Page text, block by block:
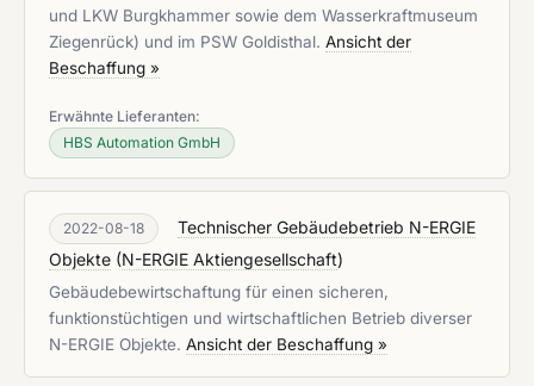
und LKW Burgkhammer sowie dem Wasserkraftmuseum
Ziegenrück) und im PSW Goldisthal. Ansicht der
Beschaffung »
Erwähnte Lieferanten:
HBS Automation GmbH
2022-08-18
Technischer Gebäudebetrieb N-ERGIE
Objekte (N-ERGIE Aktiengesellschaft)
Gebäudebewirtschaftung für einen sicheren,
funktionstüchtigen und wirtschaftlichen Betrieb diverser
N-ERGIE Objekte. Ansicht der Beschaffung »